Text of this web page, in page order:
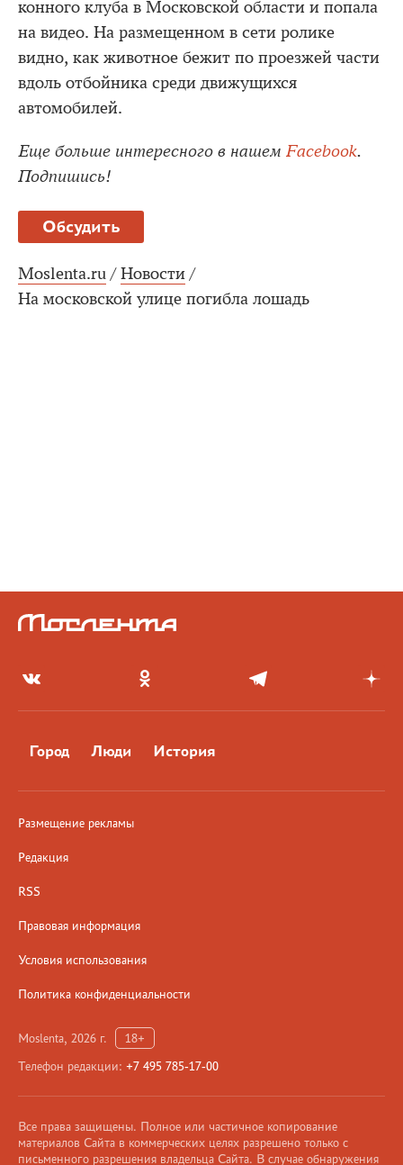
конного клуба в Московской области и попала
на видео. На размещенном в сети ролике
видно, как животное бежит по проезжей части
вдоль отбойника среди движущихся
автомобилей.
Еще больше интересного в нашем Facebook.
Подпишись!
Обсудить
Moslenta.ru / Новости /
На московской улице погибла лошадь
Город Люди История
Размещение рекламы
Редакция
RSS
Правовая информация
Условия использования
Политика конфиденциальности
Moslenta, 2026 г.
18+
Телефон редакции: +7 495 785-17-00
Все права защищены. Полное или частичное копирование
материалов Сайта в коммерческих целях разрешено только с
письменного разрешения владельца Сайта. В случае обнаружения